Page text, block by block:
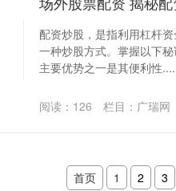
配资炒股，是指利用杠杆
一种炒股方式。掌握以下
主要优势之一是其便利性....
阅读： 126 栏目： 广瑞网
首页 1 2 3